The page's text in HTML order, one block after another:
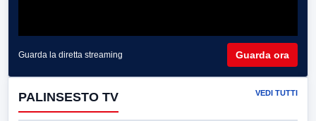
Guarda la diretta streaming Guarda ora
PALINSESTO TV VEDI TUTTI